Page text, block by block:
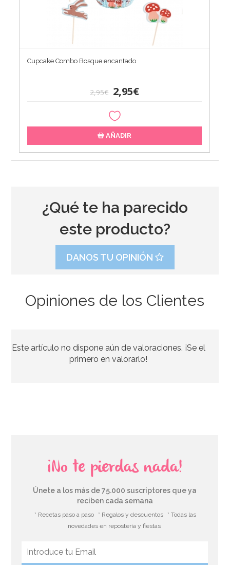
Cupcake Combo Bosque encantado
2,95€ 2,95€
AÑADIR
2,95€
¿Qué te ha parecido
este producto?
DANOS TU OPINIÓN
Opiniones de los Clientes
Este artículo no dispone aún de valoraciones. ¡Se el
primero en valorarlo!
¡No te pierdas nada!
Únete a los más de 75.000 suscriptores que ya
reciben cada semana
* Recetas paso a paso * Regalos y descuentos
* Todas las
novedades en repostería y fiestas